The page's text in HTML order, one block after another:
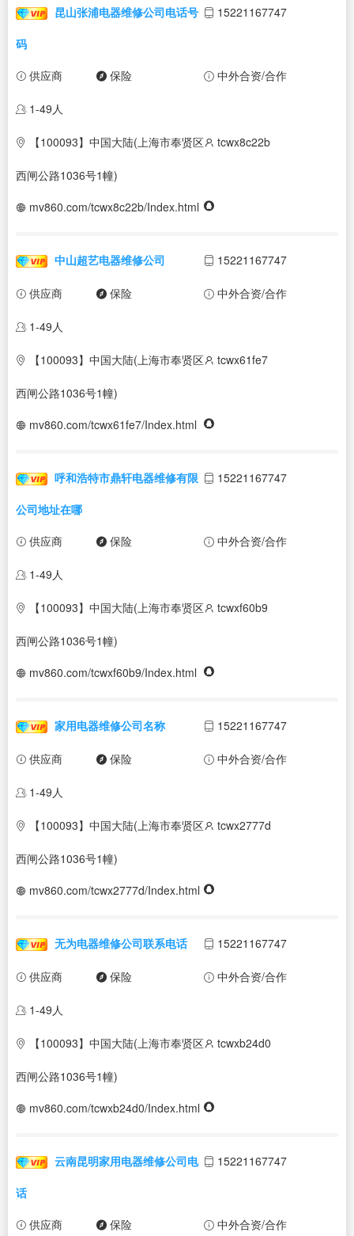
昆山张浦电器维修公司电话号
码
15221167747
供应商 保险 中外合资/合作
1-49人
【100093】中国大陆(上海市奉贤区
西闸公路1036号1幢)
tcwx8c22b
mv860.com/tcwx8c22b/Index.html
中山超艺电器维修公司 15221167747
供应商 保险 中外合资/合作
1-49人
【100093】中国大陆(上海市奉贤区
西闸公路1036号1幢)
tcwx61fe7
mv860.com/tcwx61fe7/Index.html
呼和浩特市鼎轩电器维修有限
公司地址在哪
15221167747
供应商 保险 中外合资/合作
1-49人
【100093】中国大陆(上海市奉贤区
西闸公路1036号1幢)
tcwxf60b9
mv860.com/tcwxf60b9/Index.html
家用电器维修公司名称 15221167747
供应商 保险 中外合资/合作
1-49人
【100093】中国大陆(上海市奉贤区
西闸公路1036号1幢)
tcwx2777d
mv860.com/tcwx2777d/Index.html
无为电器维修公司联系电话 15221167747
供应商 保险 中外合资/合作
1-49人
【100093】中国大陆(上海市奉贤区
西闸公路1036号1幢)
tcwxb24d0
mv860.com/tcwxb24d0/Index.html
云南昆明家用电器维修公司电
话
15221167747
供应商 保险 中外合资/合作